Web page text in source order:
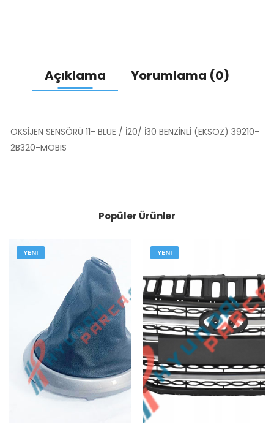
Açıklama Yorumlama (0)
OKSİJEN SENSÖRÜ 11- BLUE / İ20/ İ30 BENZİNLİ (EKSOZ) 39210-
2B320-MOBIS
Popüler Ürünler
YENI YENI